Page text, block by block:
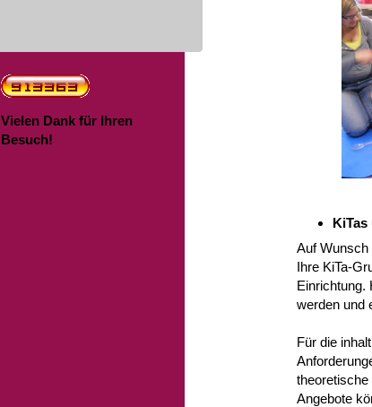
Auf Wunsch
Ihre KiTa-
Einrichtung.
werden und
Für die
theoretische
Angebote
Vielen Dank für Ihren
Besuch!